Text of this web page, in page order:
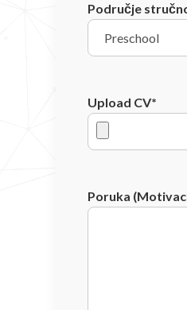
Područje
Upload CV*
Poruka